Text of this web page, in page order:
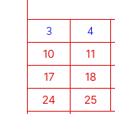
3
4
10
11
17
18
24
25